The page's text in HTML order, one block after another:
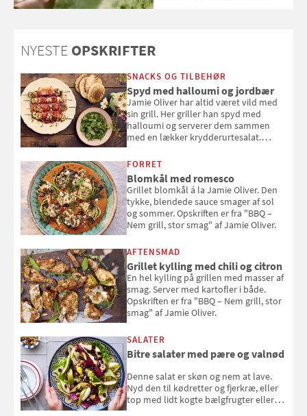
NYESTE OPSKRIFTER
SNACKS OG TILBEHØR
Spyd med halloumi og jordbær
Jamie Oliver har altid været vild med
sin grill. Her griller han spyd med
halloumi og serverer dem sammen
med en lækker krydderurtesalat.
smag" af Jamie Oliver.
FORRET
Blomkål med romesco
Grillet blomkål á la Jamie Oliver. Den
tykke, blendede sauce smager af sol
og sommer. Opskriften er fra "BBQ –
Nem grill, stor smag" af Jamie Oliver.
AFTENSMAD
Grillet kylling med chili og citron
En hel kylling på grillen med masser af
smag. Server med kartofler i både.
Opskriften er fra "BBQ – Nem grill, stor
smag" af Jamie Oliver.
SALATER
Bitre salater med pære og valnød
Denne salat er skøn og nem at lave.
Nyd den til kødretter og fjerkræ, eller
top med lidt kogte bælgfrugter eller